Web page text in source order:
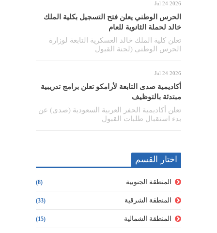
Jul 24 2026
الحرس الوطني يعلن فتح التسجيل بكلية الملك
خالد لحملة الثانوية للعام
تعلن كلية الملك خالد العسكرية التابعة لوزارة
الحرس الوطني (لجنة القبول
Jul 24 2026
أكاديمية صدى التابعة لأرامكو تعلن برامج تدريبية
مبتدئة بالتوظيف
تعلن أكاديمية الحفر العربية السعودية (صدى) عن
بدء استقبال طلبات القبول
اختار القسم
المنطقة الجنوبية (8)
المنطقة الشرقية (33)
المنطقة الشمالية (15)